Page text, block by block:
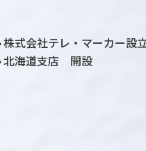
株式会社テレ・マーカー設
北海道支店 開設